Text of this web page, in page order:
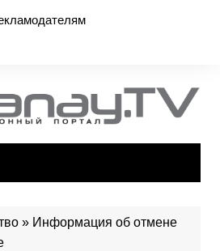
» Информация об отмене